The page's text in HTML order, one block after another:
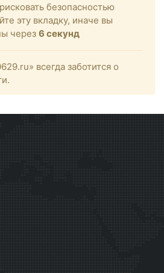
безопасностью
эту вкладку, иначе вы
через 6 секунд
всегда заботится о